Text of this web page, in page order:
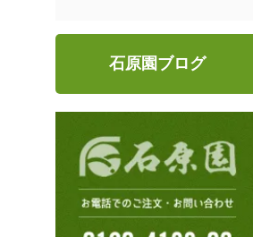
石原園ブログ